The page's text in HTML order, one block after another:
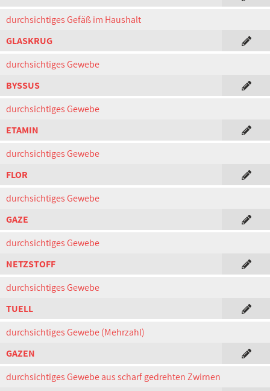
durchsichtiges Gefäß im Haushalt
GLASKRUG
durchsichtiges Gewebe
BYSSUS
durchsichtiges Gewebe
ETAMIN
durchsichtiges Gewebe
FLOR
durchsichtiges Gewebe
GAZE
durchsichtiges Gewebe
NETZSTOFF
durchsichtiges Gewebe
TUELL
durchsichtiges Gewebe (Mehrzahl)
GAZEN
durchsichtiges Gewebe aus scharf gedrehten Zwirnen